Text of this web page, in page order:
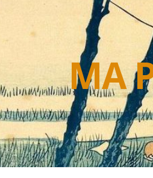
MA